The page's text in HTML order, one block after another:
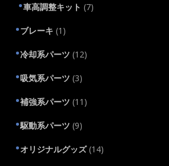
車高調整キット (7)
ブレーキ (1)
冷却系パーツ (12)
吸気系パーツ (3)
補強系パーツ (11)
駆動系パーツ (9)
オリジナルグッズ (14)